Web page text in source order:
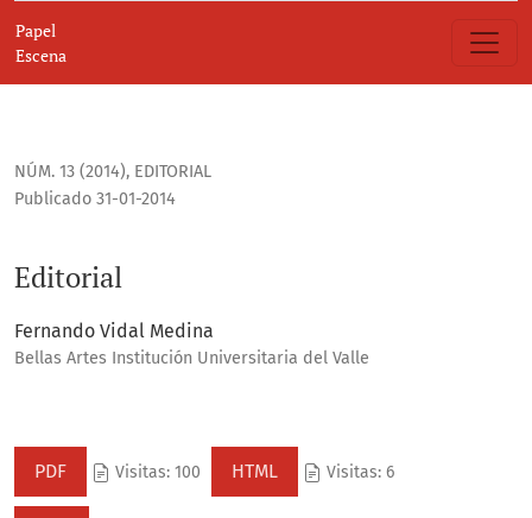
Papel
Escena
NÚM. 13 (2014), EDITORIAL
Editorial
Publicado 31-01-2014
Fernando Vidal Medina
Bellas Artes Institución Universitaria del Valle
PDF Visitas: 100 HTML Visitas: 6